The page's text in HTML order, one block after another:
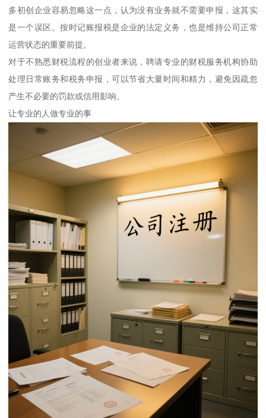
多初创企业容易忽略这一点，认为没有业务就不需要申报，这其实
是一个误区。按时记账报税是企业的法定义务，也是维持公司正常
运营状态的重要前提。
对于不熟悉财税流程的创业者来说，聘请专业的财税服务机构协助
处理日常账务和税务申报，可以节省大量时间和精力，避免因疏忽
产生不必要的罚款或信用影响。
让专业的人做专业的事